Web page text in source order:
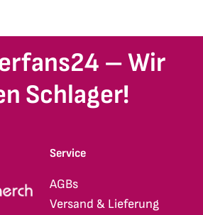
– Wir
Schlager!
Service
AGBs
Versand & Lieferung